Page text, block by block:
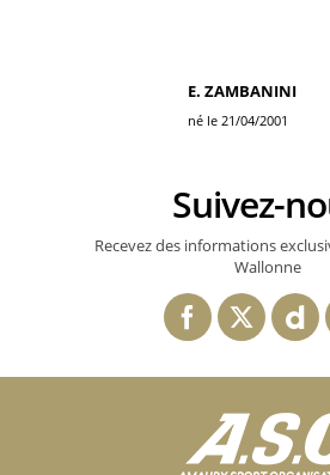
E. ZAMBANINI
né le 21/04/2001
Suivez-
Recevez des informations
Wallonne